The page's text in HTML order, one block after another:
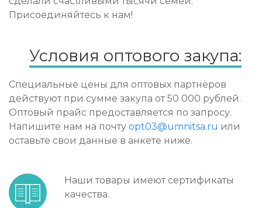
Присоединяйтесь к нам!
Условия оптового закупа:
Специальные цены для оптовых партнёров
действуют при сумме закупа от 50 000 рублей.
Оптовый прайс предоставляется по запросу.
Напишите нам на почту opt03@umnitsa.ru или
оставьте свои данные в анкете ниже.
Наши товары имеют сертификаты
качества.